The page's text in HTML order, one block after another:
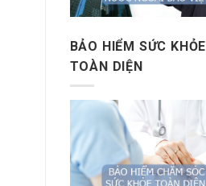
BẢO HIỂM SỨC KHỎE
TOÀN DIỆN